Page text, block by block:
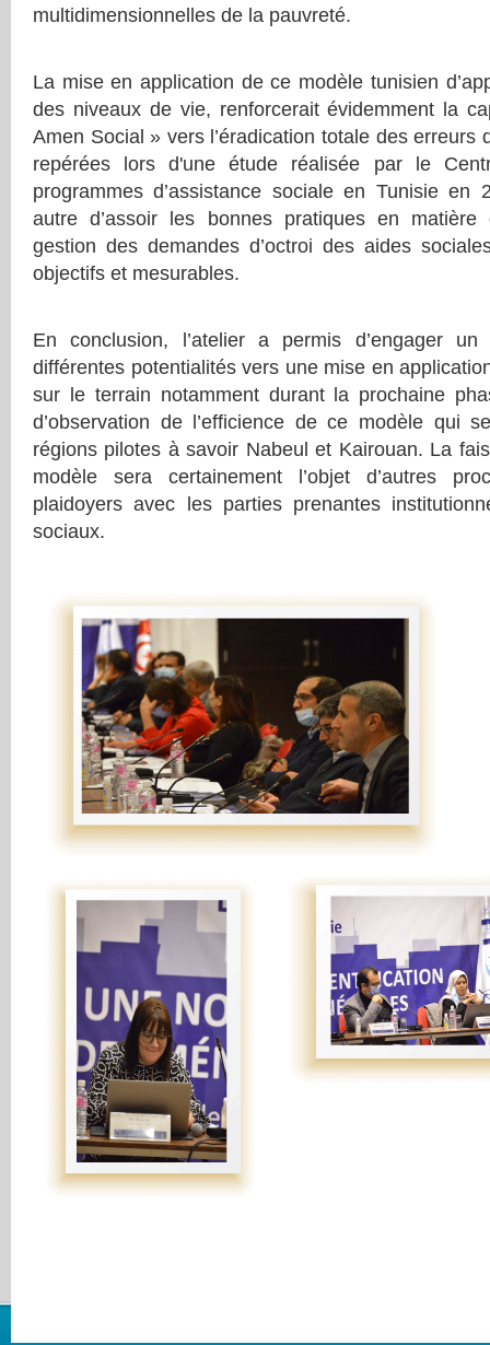
multidimensionnelles de la pauvreté.
La mise en application de ce modèle tunisien
des niveaux de vie, renforcerait évidemment la
Amen Social » vers l’éradication totale des erreurs
repérées lors d'une étude réalisée par le
programmes d’assistance sociale en Tunisie en
autre d’assoir les bonnes pratiques en
gestion des demandes d’octroi des aides
objectifs et mesurables.
En conclusion, l’atelier a permis d’engager
différentes potentialités vers une mise en
sur le terrain notamment durant la prochaine
d’observation de l’efficience de ce modèle qui
régions pilotes à savoir Nabeul et Kairouan. La
modèle sera certainement l’objet d’autres
plaidoyers avec les parties prenantes
sociaux.